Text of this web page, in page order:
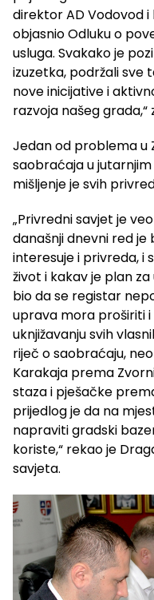
direktor AD Vodovod
objasnio Odluku o
usluga. Svakako je
izuzetka, podržali sve
nove inicijative i
razvoja našeg grada,“
Jedan od problema u
saobraćaja u
mišljenje je svih
„Privredni savjet je
današnji dnevni red je
interesuje i privreda, i
život i kakav je plan
bio da se registar
uprava mora proširiti
uknjižavanju svih
riječ o saobraćaju,
Karakaja prema
staza i pješačke
prijedlog je da na
napraviti gradski
koriste,“ rekao je
savjeta.